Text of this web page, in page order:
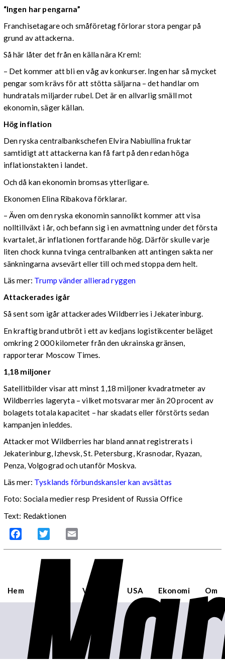
“Ingen har pengarna”
Franchisetagare och småföretag förlorar stora pengar på
grund av attackerna.
Så här låter det från en källa nära Kreml:
– Det kommer att bli en våg av konkurser. Ingen har så mycket
pengar som krävs för att stötta säljarna – det handlar om
hundratals miljarder rubel. Det är en allvarlig smäll mot
ekonomin, säger källan.
Hög inflation
Den ryska centralbankschefen Elvira Nabiullina fruktar
samtidigt att attackerna kan få fart på den redan höga
inflationstakten i landet.
Och då kan ekonomin bromsas ytterligare.
Ekonomen Elina Ribakova förklarar.
– Även om den ryska ekonomin sannolikt kommer att visa
nolltillväxt i år, och befann sig i en avmattning under det första
kvartalet, är inflationen fortfarande hög. Därför skulle varje
liten chock kunna tvinga centralbanken att antingen sakta ner
sänkningarna avsevärt eller till och med stoppa dem helt.
Läs mer: Trump vänder allierad ryggen
Attackerades igår
Så sent som igår attackerades Wildberries i Jekaterinburg.
En kraftig brand utbröt i ett av kedjans logistikcenter beläget
omkring 2 000 kilometer från den ukrainska gränsen,
rapporterar Moscow Times.
1,18 miljoner
Satellitbilder visar att minst 1,18 miljoner kvadratmeter av
Wildberries lageryta – vilket motsvarar mer än 20 procent av
bolagets totala kapacitet – har skadats eller förstörts sedan
kampanjen inleddes.
Attacker mot Wildberries har bland annat registrerats i
Jekaterinburg, Izhevsk, St. Petersburg, Krasnodar, Ryazan,
Penza, Volgograd och utanför Moskva.
Läs mer: Tysklands förbundskansler kan avsättas
Foto: Sociala medier resp President of Russia Office
Text: Redaktionen
Facebook Twitter
Hem Världen USA Ekonomi Om